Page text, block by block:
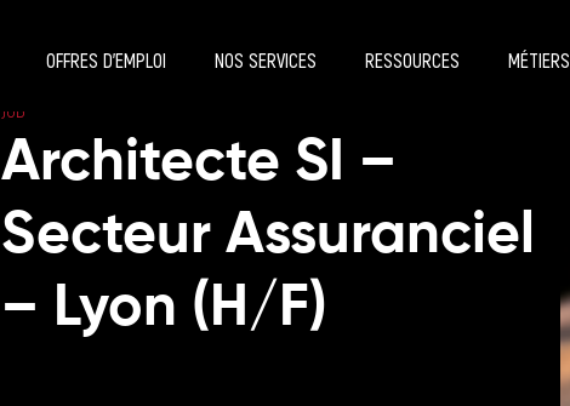
OFFRES D’EMPLOI NOS SERVICES RESSOURCES MÉTIERS
JOB
Architecte SI –
Secteur Assuranciel
– Lyon (H/F)